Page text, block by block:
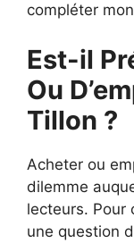
compléter
Est-il
Ou
Tillon ?
Acheter ou
dilemme
lecteurs. Pour
une question